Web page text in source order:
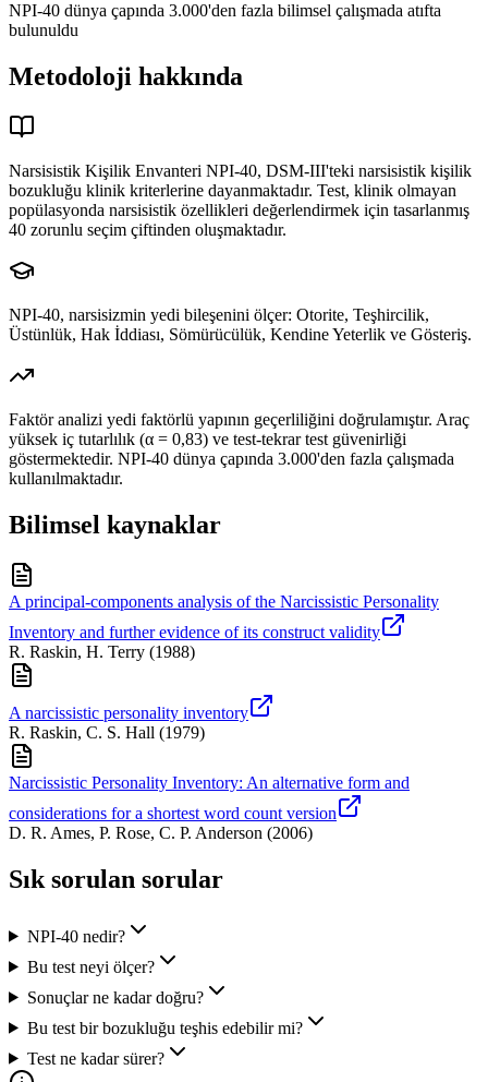
NPI-40 dünya çapında 3.000'den fazla bilimsel çalışmada atıfta
bulunuldu
Metodoloji hakkında
Narsisistik Kişilik Envanteri NPI-40, DSM-III'teki narsisistik kişilik
bozukluğu klinik kriterlerine dayanmaktadır. Test, klinik olmayan
popülasyonda narsisistik özellikleri değerlendirmek için tasarlanmış
40 zorunlu seçim çiftinden oluşmaktadır.
NPI-40, narsisizmin yedi bileşenini ölçer: Otorite, Teşhircilik,
Üstünlük, Hak İddiası, Sömürücülük, Kendine Yeterlik ve Gösteriş.
Faktör analizi yedi faktörlü yapının geçerliliğini doğrulamıştır. Araç
yüksek iç tutarlılık (α = 0,83) ve test-tekrar test güvenirliği
göstermektedir. NPI-40 dünya çapında 3.000'den fazla çalışmada
kullanılmaktadır.
Bilimsel kaynaklar
A principal-components analysis of the Narcissistic Personality
Inventory and further evidence of its construct validity
R. Raskin, H. Terry (1988)
A narcissistic personality inventory
R. Raskin, C. S. Hall (1979)
Narcissistic Personality Inventory: An alternative form and
considerations for a shortest word count version
D. R. Ames, P. Rose, C. P. Anderson (2006)
Sık sorulan sorular
NPI-40 nedir?
Bu test neyi ölçer?
Sonuçlar ne kadar doğru?
Bu test bir bozukluğu teşhis edebilir mi?
Test ne kadar sürer?